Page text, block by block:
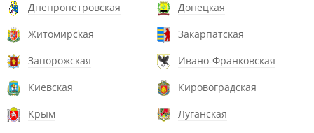
Днепропетровская
Донецкая
Житомирская
Закарпатская
Запорожская
Ивано-Франковская
Киевская
Кировоградская
Крым
Луганская